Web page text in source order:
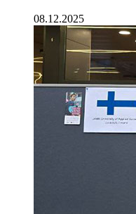
08.12.2025